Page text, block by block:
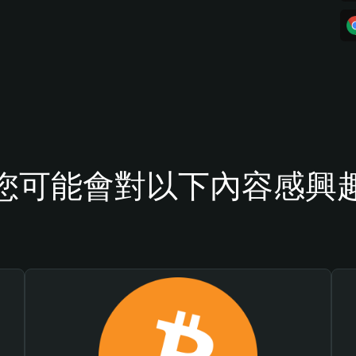
可能會對以下內容感興